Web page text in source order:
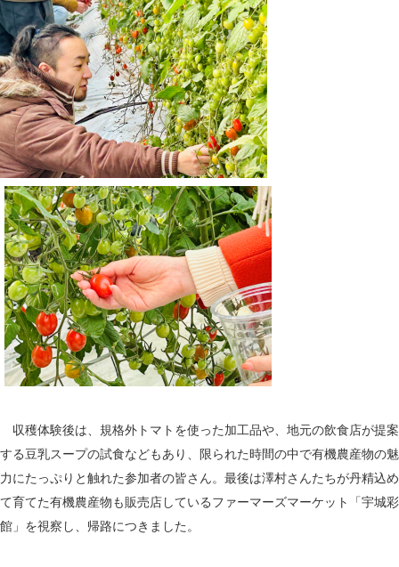
収穫体験後は、規格外トマトを使った加工品や、地元の飲食店が提案
する豆乳スープの試食などもあり、限られた時間の中で有機農産物の魅
力にたっぷりと触れた参加者の皆さん。最後は澤村さんたちが丹精込め
て育てた有機農産物も販売店しているファーマーズマーケット「宇城彩
館」を視察し、帰路につきました。